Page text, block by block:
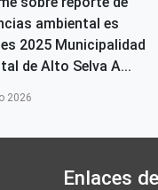
ambiental es
2025 Municipalidad
de Alto Selva A...
2026
Enlaces